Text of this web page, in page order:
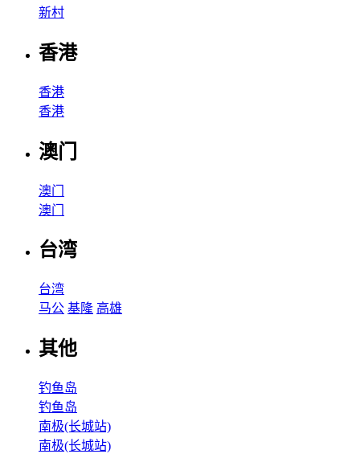
新村
香港
香港
香港
澳门
澳门
澳门
台湾
台湾
马公 基隆 高雄
其他
钓鱼岛
钓鱼岛
南极(长城站)
南极(长城站)